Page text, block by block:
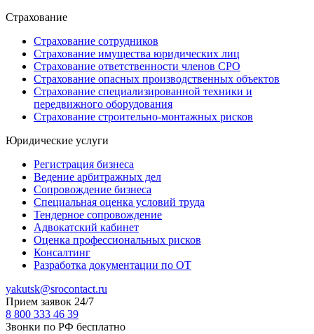
Страхование
Страхование сотрудников
Страхование имущества юридических лиц
Страхование ответственности членов СРО
Страхование опасных производственных объектов
Страхование специализированной техники и
передвижного оборудования
Страхование строительно-монтажных рисков
Юридические услуги
Регистрация бизнеса
Ведение арбитражных дел
Сопровождение бизнеса
Специальная оценка условий труда
Тендерное сопровождение
Адвокатский кабинет
Оценка профессиональных рисков
Консалтинг
Разработка документации по ОТ
yakutsk@srocontact.ru
Прием заявок 24/7
8 800 333 46 39
Звонки по РФ бесплатно